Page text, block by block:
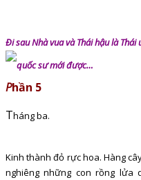
Đi sau Nhà vua và Thái hậu là Thái
quốc sư mới được…
Phần 5
Tháng ba.
Kinh thành đỏ rực hoa. Hàng
nghiêng những con rồng lửa